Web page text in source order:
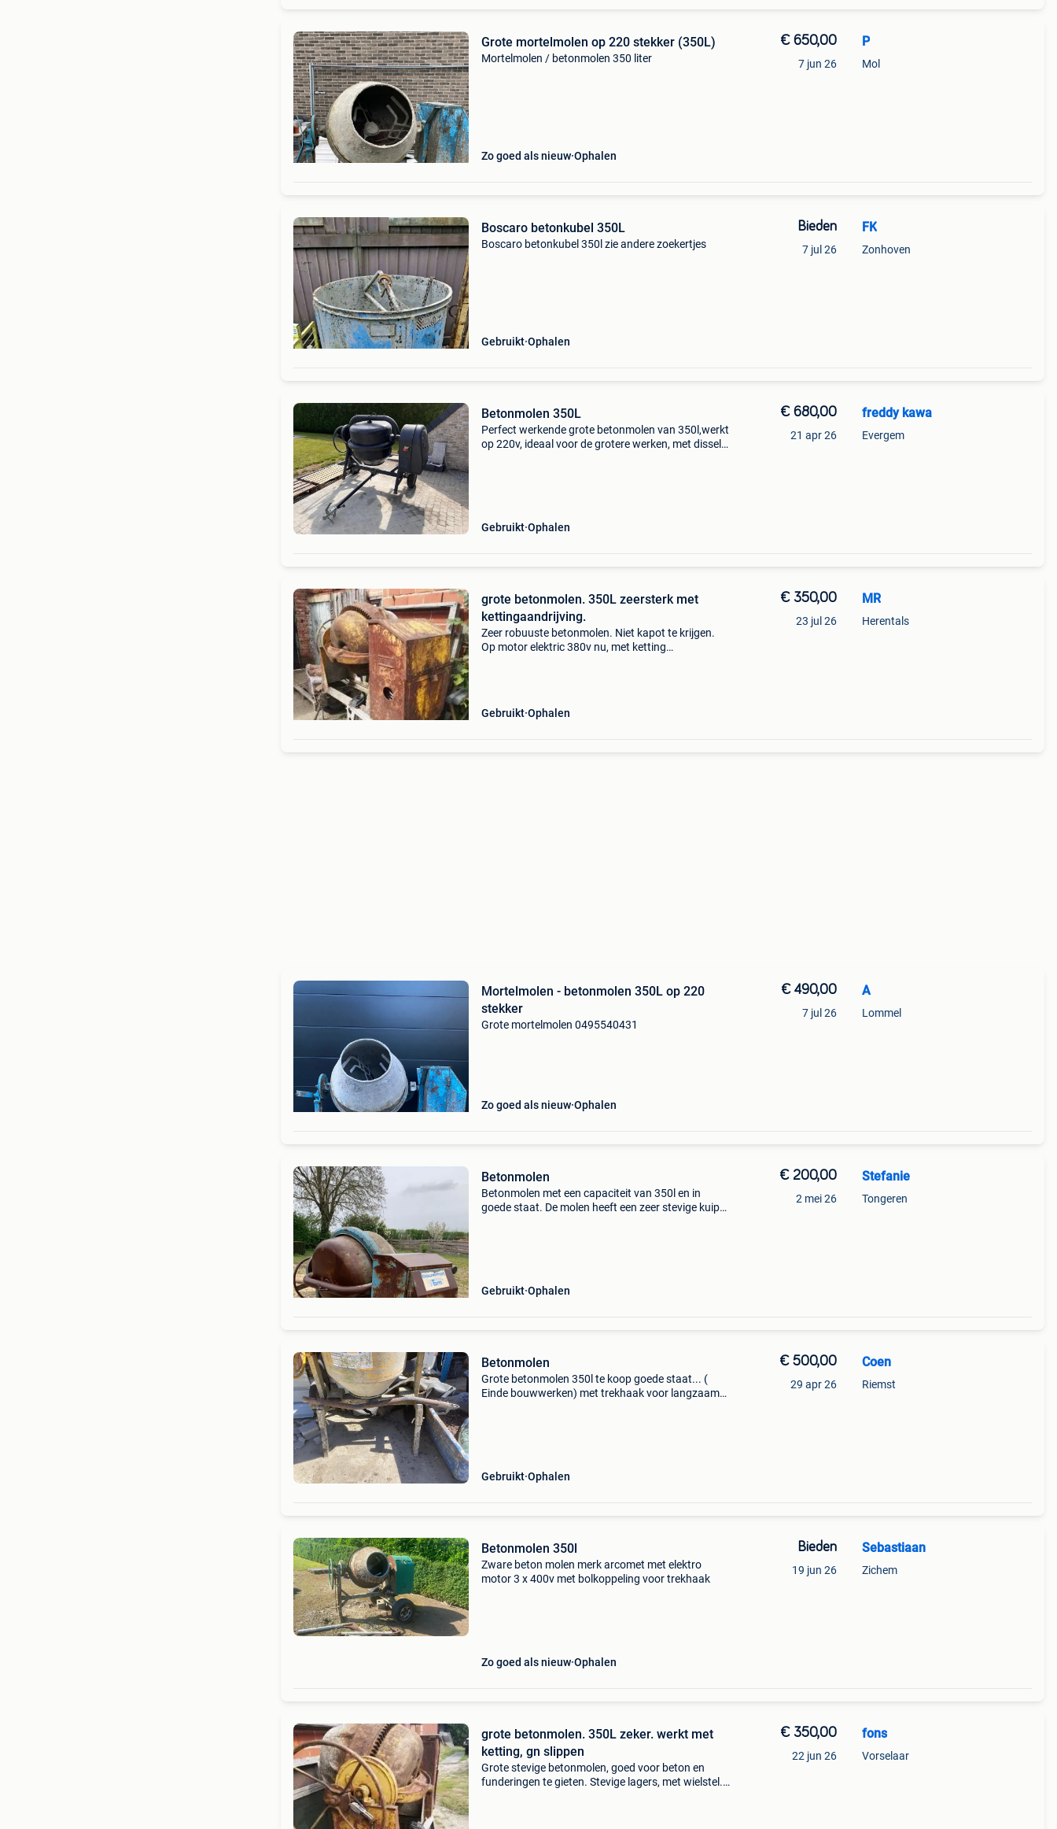
Grote mortelmolen op 220 stekker (350L)
Mortelmolen / betonmolen 350 liter
Zo goed als nieuw Ophalen
€ 650,00
7 jun 26
P
Mol
Boscaro betonkubel 350L
Boscaro betonkubel 350l zie andere zoekertjes
Gebruikt Ophalen
Bieden
7 jul 26
FK
Zonhoven
Betonmolen 350L
Perfect werkende grote betonmolen van 350l,werkt
op 220v, ideaal voor de grotere werken, met dissel
Gebruikt Ophalen
€ 680,00
21 apr 26
freddy kawa
Evergem
grote betonmolen. 350L zeersterk met
kettingaandrijving.
Zeer robuuste betonmolen. Niet kapot te krijgen.
Op motor elektric 380v nu, met ketting
Gebruikt Ophalen
€ 350,00
23 jul 26
MR
Herentals
Mortelmolen - betonmolen 350L op 220
stekker
Grote mortelmolen 0495540431
Zo goed als nieuw Ophalen
€ 490,00
7 jul 26
A
Lommel
Betonmolen
Betonmolen met een capaciteit van 350l en in
goede staat. De molen heeft een zeer stevige kuip
Gebruikt Ophalen
€ 200,00
2 mei 26
Stefanie
Tongeren
Betonmolen
Grote betonmolen 350l te koop goede staat... (
Einde bouwwerken) met trekhaak voor langzaam
Gebruikt Ophalen
€ 500,00
29 apr 26
Coen
Riemst
Betonmolen 350l
Zware beton molen merk arcomet met elektro
motor 3 x 400v met bolkoppeling voor trekhaak
Zo goed als nieuw Ophalen
Bieden
19 jun 26
Sebastiaan
Zichem
grote betonmolen. 350L zeker. werkt met
ketting, gn slippen
Grote stevige betonmolen, goed voor beton en
funderingen te gieten. Stevige lagers, met wielstel.
€ 350,00
22 jun 26
fons
Vorselaar